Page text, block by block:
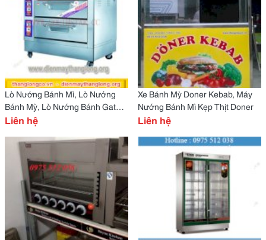
Lò Nướng Bánh Mì, Lò Nướng
Bánh Mỳ, Lò Nướng Bánh Gatoo,
Bánh Bông Lan
Liên hệ
Xe Bánh Mỳ Doner Kebab, Máy
Nướng Bánh Mì Kẹp Thịt Doner
Liên hệ